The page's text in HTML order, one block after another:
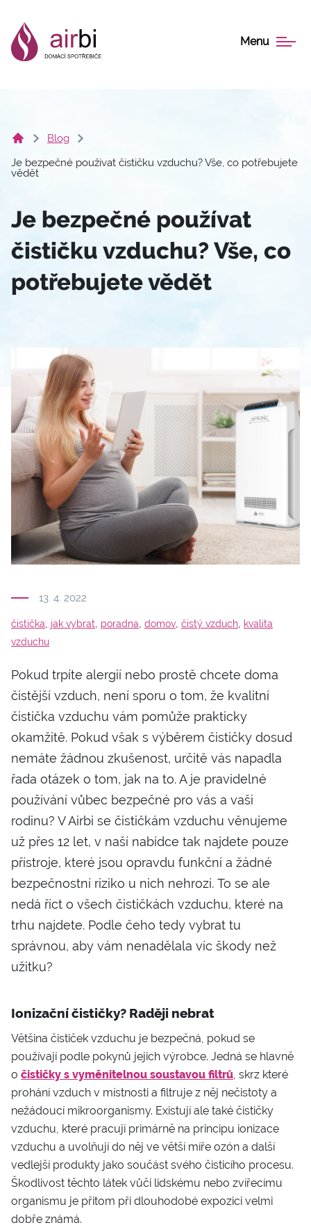
Menu
Blog
Je bezpečné používat čističku vzduchu? Vše, co potřebujete
vědět
Je bezpečné používat
čističku vzduchu? Vše, co
potřebujete vědět
13. 4. 2022
čistička, jak vybrat, poradna, domov, čistý vzduch, kvalita
vzduchu
Pokud trpíte alergií nebo prostě chcete doma
čistější vzduch, není sporu o tom, že kvalitní
čistička vzduchu vám pomůže prakticky
okamžitě. Pokud však s výběrem čističky dosud
nemáte žádnou zkušenost, určitě vás napadla
řada otázek o tom, jak na to. A je pravidelné
používání vůbec bezpečné pro vás a vaši
rodinu? V Airbi se čističkám vzduchu věnujeme
už přes 12 let, v naší nabídce tak najdete pouze
přístroje, které jsou opravdu funkční a žádné
bezpečnostní riziko u nich nehrozí. To se ale
nedá říct o všech čističkách vzduchu, které na
trhu najdete. Podle čeho tedy vybrat tu
správnou, aby vám nenadělala víc škody než
užitku?
Ionizační čističky? Raději nebrat
Většina čističek vzduchu je bezpečná, pokud se
používají podle pokynů jejich výrobce. Jedná se hlavně
o čističky s vyměnitelnou soustavou filtrů, skrz které
prohání vzduch v místnosti a filtruje z něj nečistoty a
nežádoucí mikroorganismy. Existují ale také čističky
vzduchu, které pracují primárně na principu ionizace
vzduchu a uvolňují do něj ve větší míře ozón a další
vedlejší produkty jako součást svého čisticího procesu.
Škodlivost těchto látek vůči lidskému nebo zvířecímu
organismu je přitom při dlouhodobé expozici velmi
dobře známá.